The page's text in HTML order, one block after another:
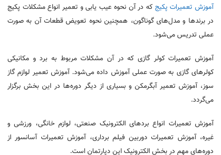
آموزش تعمیرات پکیج که در آن نحوه عیب یابی و تعمیر انواع مشکلات پکیج
در برندها و مدل‌های گوناگون، همچنین نحوه تعویض قطعات آن به صورت
عملی تدریس می‌شود.
آموزش تعمیرات کولر گازی که در آن مشکلات مربوط به برد و مکانیکی
کولرهای گازی به صورت عملی آموزش داده می‌شود. آموزش تعمیر لوازم گاز
سوز، آموزش تعمیر آبگرمکن و بسیاری از دیگر دوره‌ها در این بخش برگزار
می‌گردد.
آموزش تعمیرات انواع بردهای الکترونیک صنعتی، لوازم خانگی، ورزشی و
غیره، آموزش تعمیرات دوربین فیلم برداری، آموزش تعمیرات آسانسور از
دوره‌های مهم در بخش الکترونیک این دپارتمان است.